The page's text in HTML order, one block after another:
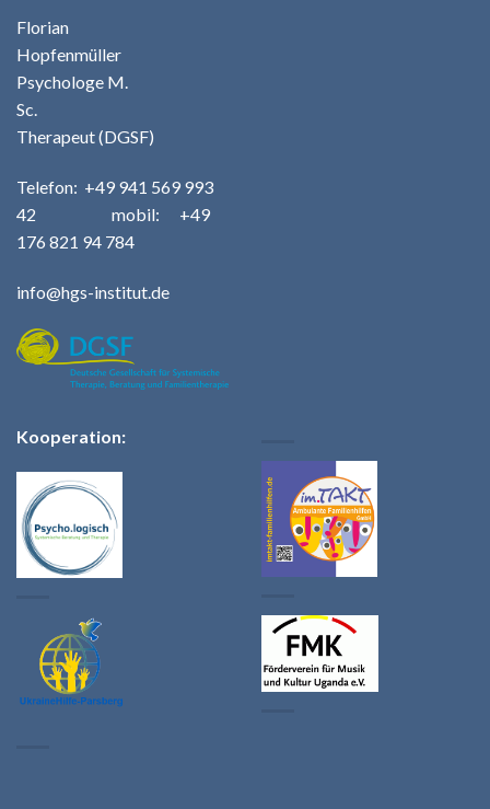
Florian
Hopfenmüller
Psychologe M.
Sc.
Therapeut (DGSF)
Telefon: +49 941 569 993
42 mobil: +49
176 821 94 784
info@hgs-institut.de
Kooperation: